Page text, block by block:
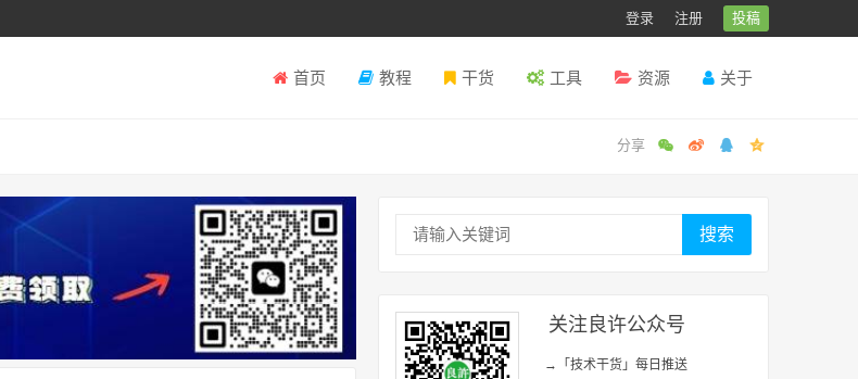
登录 注册 投稿
首页 教程 干货 工具 资源 关于
搜索
关注良许公众号
→「技术干货」每日推送